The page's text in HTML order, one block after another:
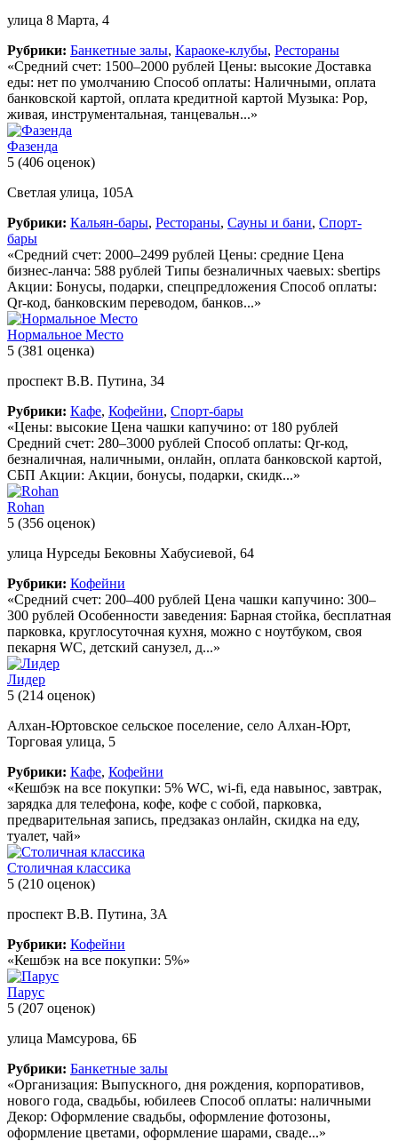
улица 8 Марта, 4
Рубрики: Банкетные залы, Караоке-клубы, Рестораны
«Средний счет: 1500–2000 рублей Цены: высокие Доставка
еды: нет по умолчанию Способ оплаты: Наличными, оплата
банковской картой, оплата кредитной картой Музыка: Pop,
живая, инструментальная, танцевальн...»
Фазенда
5 (406 оценок)
Светлая улица, 105А
Рубрики: Кальян-бары, Рестораны, Сауны и бани, Спорт-
бары
«Средний счет: 2000–2499 рублей Цены: средние Цена
бизнес-ланча: 588 рублей Типы безналичных чаевых: sbertips
Акции: Бонусы, подарки, спецпредложения Способ оплаты:
Qr-код, банковским переводом, банков...»
Нормальное Место
5 (381 оценка)
проспект В.В. Путина, 34
Рубрики: Кафе, Кофейни, Спорт-бары
«Цены: высокие Цена чашки капучино: от 180 рублей
Средний счет: 280–3000 рублей Способ оплаты: Qr-код,
безналичная, наличными, онлайн, оплата банковской картой,
СБП Акции: Акции, бонусы, подарки, скидк...»
Rohan
5 (356 оценок)
улица Нурседы Бековны Хабусиевой, 64
Рубрики: Кофейни
«Средний счет: 200–400 рублей Цена чашки капучино: 300–
300 рублей Особенности заведения: Барная стойка, бесплатная
парковка, круглосуточная кухня, можно с ноутбуком, своя
пекарня WC, детский санузел, д...»
Лидер
5 (214 оценок)
Алхан-Юртовское сельское поселение, село Алхан-Юрт,
Торговая улица, 5
Рубрики: Кафе, Кофейни
«Кешбэк на все покупки: 5% WC, wi-fi, еда навынос, завтрак,
зарядка для телефона, кофе, кофе с собой, парковка,
предварительная запись, предзаказ онлайн, скидка на еду,
туалет, чай»
Столичная классика
5 (210 оценок)
проспект В.В. Путина, 3А
Рубрики: Кофейни
«Кешбэк на все покупки: 5%»
Парус
5 (207 оценок)
улица Мамсурова, 6Б
Рубрики: Банкетные залы
«Организация: Выпускного, дня рождения, корпоративов,
нового года, свадьбы, юбилеев Способ оплаты: наличными
Декор: Оформление свадьбы, оформление фотозоны,
оформление цветами, оформление шарами, сваде...»